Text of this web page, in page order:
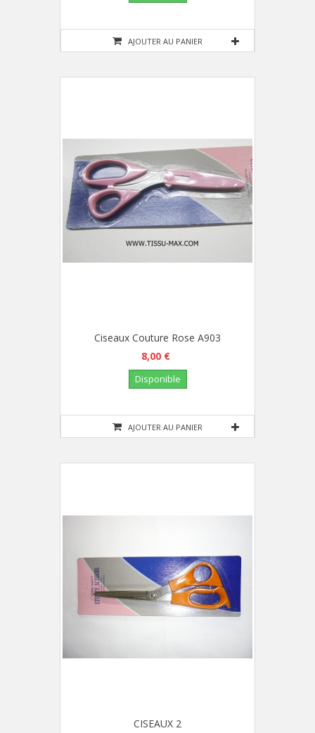
AJOUTER AU PANIER
AJOUTER AU PANIER
Ciseaux Couture Rose A903
8,00 €
Disponible
CISEAUX 2